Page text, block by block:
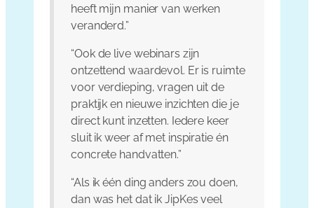
heeft mijn manier van werken
veranderd.”
“Ook de live webinars zijn
ontzettend waardevol. Er is ruimte
voor verdieping, vragen uit de
praktijk en nieuwe inzichten die je
direct kunt inzetten. Iedere keer
sluit ik weer af met inspiratie én
concrete handvatten.”
“Als ik één ding anders zou doen,
dan was het dat ik JipKes veel